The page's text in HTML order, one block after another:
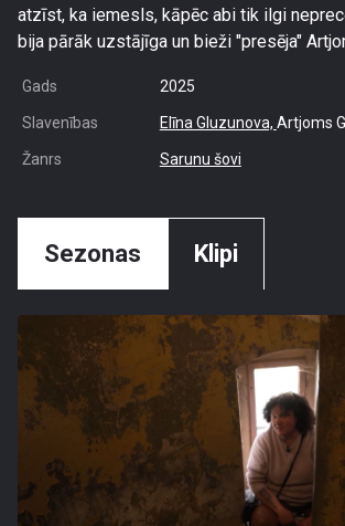
atzīst, ka iemesls, kāpēc abi tik ilgi
bija pārāk uzstājīga un bieži "presēja"
Gads 2025
Slavenības Elīna Gluzunova, Artjoms
Žanrs Sarunu šovi
Sezonas Klipi